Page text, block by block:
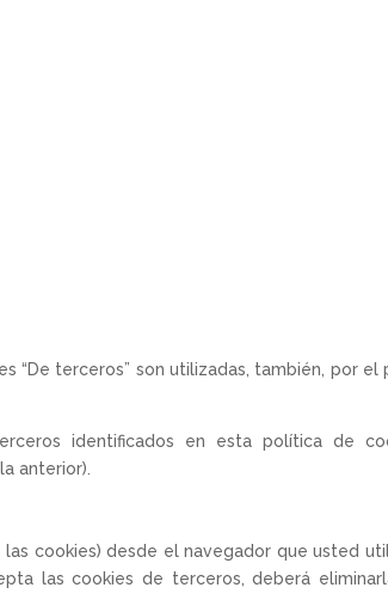
“De terceros” son utilizadas, también, por
identificados en esta política de
anterior).
cookies) desde el navegador que usted
las cookies de terceros, deberá